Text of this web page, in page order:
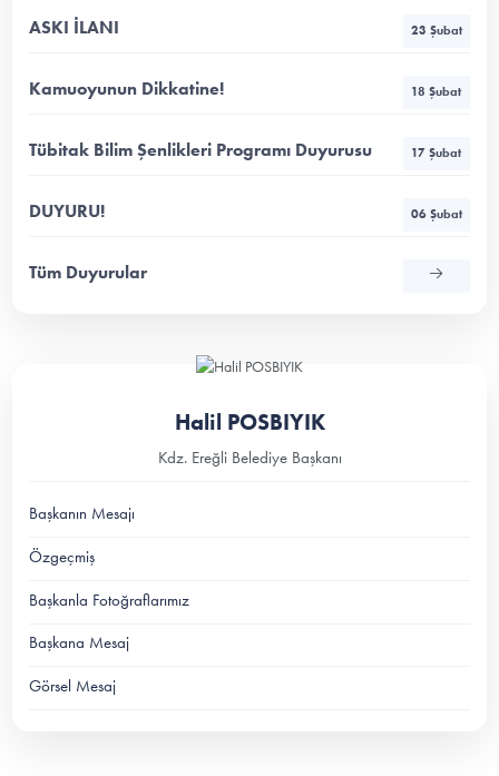
ASKI İLANI 23 Şubat
Kamuoyunun Dikkatine! 18 Şubat
Tübitak Bilim Şenlikleri Programı Duyurusu 17 Şubat
DUYURU! 06 Şubat
Tüm Duyurular
Halil POSBIYIK
Kdz. Ereğli Belediye Başkanı
Başkanın Mesajı
Özgeçmiş
Başkanla Fotoğraflarımız
Başkana Mesaj
Görsel Mesaj